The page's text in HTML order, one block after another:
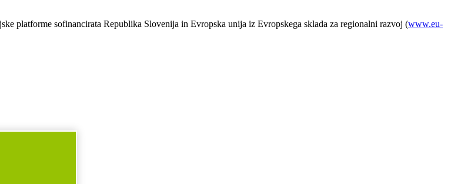
platforme sofinancirata Republika Slovenija in Evropska unija iz Evropskega sklada za regionalni razvoj (www.eu-